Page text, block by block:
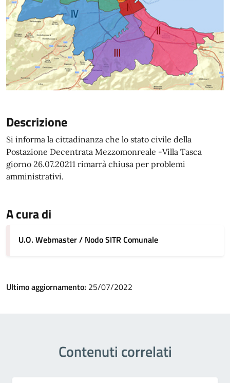
Descrizione
Si informa la cittadinanza che lo stato civile della
Postazione Decentrata Mezzomonreale -Villa Tasca
giorno 26.07.20211 rimarrà chiusa per problemi
amministrativi.
A cura di
U.O. Webmaster / Nodo SITR Comunale
Ultimo aggiornamento: 25/07/2022
Contenuti correlati